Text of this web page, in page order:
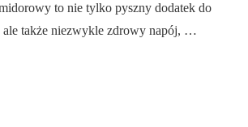
to nie tylko pyszny dodatek do
ale także niezwykle zdrowy napój, …